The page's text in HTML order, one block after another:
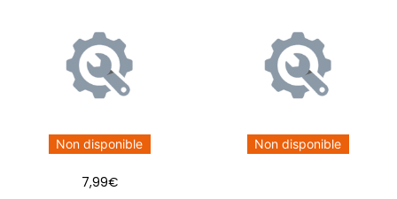
Non disponible
7,99€
Non disponible